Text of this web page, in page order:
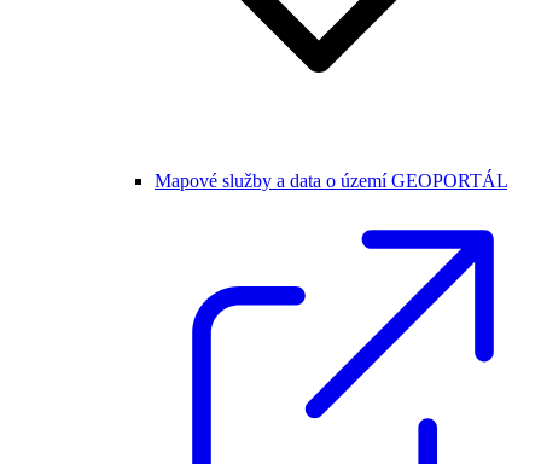
Mapové služby a data o území GEOPORTÁL